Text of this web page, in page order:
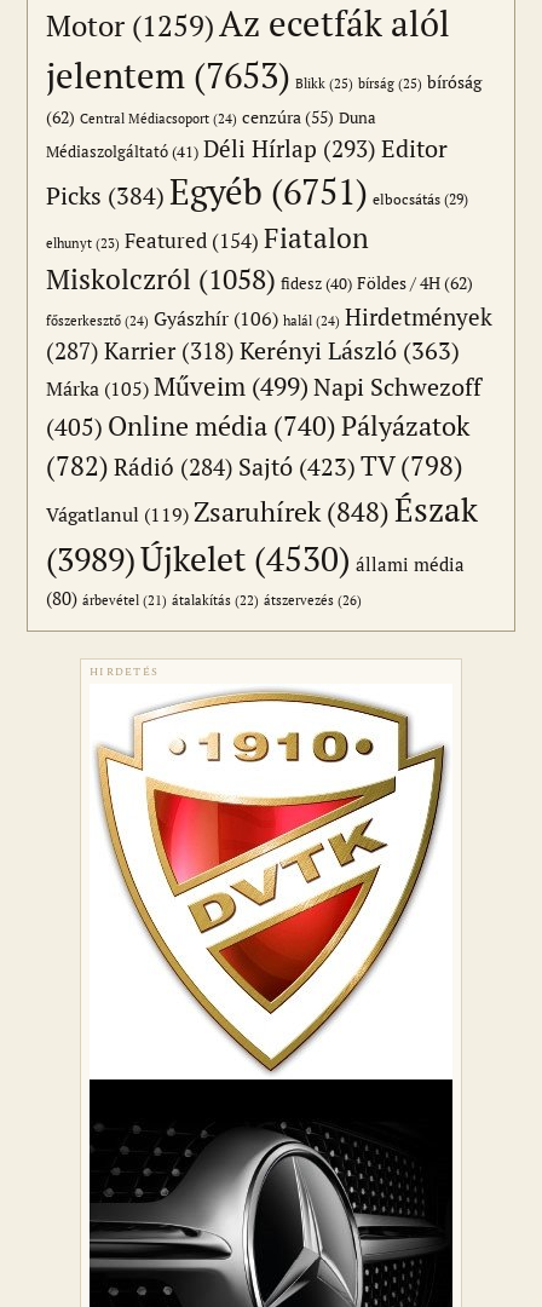
Motor (1259)Az ecetfák alól
jelentem (7653) Blikk (25) bírság (25) bíróság
(62) Central Médiacsoport (24) cenzúra(55) Duna
Médiaszolgáltató(41) Déli Hírlap (293) Editor
Picks (384)Egyéb (6751) elbocsátás (29)
elhunyt (23) Featured (154) Fiatalon
Miskolczról (1058) fidesz(40) Földes / 4H(62)
főszerkesztő (24) Gyászhír (106) halál (24) Hirdetmények
(287) Karrier(318) Kerényi László (363)
Márka (105) Műveim (499)Napi Schwezoff
(405) Online média (740)Pályázatok
(782) Rádió (284) Sajtó (423)TV(798)
Vágatlanul (119)Zsaruhírek(848)Észak
(3989)Újkelet (4530) állami média
(80) árbevétel (21) átalakítás (22) átszervezés (26)
HIRDETÉS